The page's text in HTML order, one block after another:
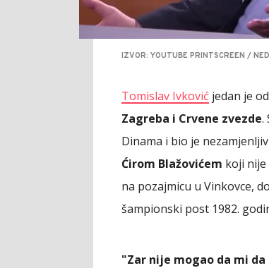
IZVOR: YOUTUBE PRINTSCREEN /
Tomislav Ivković jedan je
Zagreba i Crvene zvezde.
Dinama i bio je
Ćirom Blažovićem koji nije
na pozajmicu u Vinkovce,
šampionski post 1982.
"Zar nije mogao da mi